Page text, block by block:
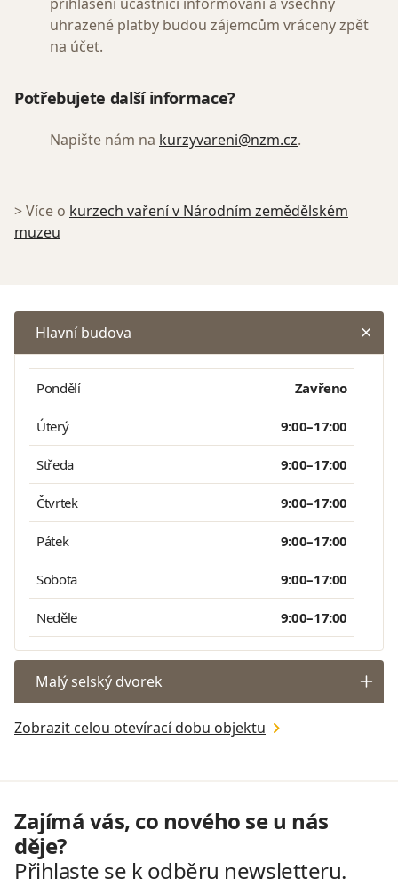
uhrazené platby budou zájemcům vráceny zpět
na účet.
Potřebujete další informace?
Napište nám na kurzyvareni@nzm.cz.
> Více o kurzech vaření v Národním zemědělském
muzeu
Hlavní budova
Pondělí Zavřeno
Úterý 9:00–17:00
Středa 9:00–17:00
Čtvrtek 9:00–17:00
Pátek 9:00–17:00
Sobota 9:00–17:00
Neděle 9:00–17:00
Malý selský dvorek
Zobrazit celou otevírací dobu objektu
Zajímá vás, co nového se u nás
děje?
Přihlaste se k odběru newsletteru.